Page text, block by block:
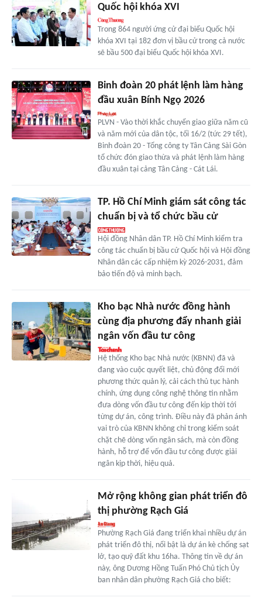
Quốc hội khóa XVI
Trong 864 người ứng cử đại biểu Quốc hội
khóa XVI tại 182 đơn vị bầu cử trong cả nước
sẽ bầu 500 đại biểu Quốc hội khóa XVI.
Binh đoàn 20 phát lệnh làm hàng
đầu xuân Bính Ngọ 2026
PLVN - Vào thời khắc chuyển giao giữa năm cũ
và năm mới của dân tộc, tối 16/2 (tức 29 tết),
Binh đoàn 20 - Tổng công ty Tân Cảng Sài Gòn
tổ chức đón giao thừa và phát lệnh làm hàng
đầu xuân tại cảng Tân Cảng - Cát Lái.
TP. Hồ Chí Minh giám sát công tác
chuẩn bị và tổ chức bầu cử
Hội đồng Nhân dân TP. Hồ Chí Minh kiểm tra
công tác chuẩn bị bầu cử Quốc hội và Hội đồng
Nhân dân các cấp nhiệm kỳ 2026-2031, đảm
bảo tiến độ và minh bạch.
Kho bạc Nhà nước đồng hành
cùng địa phương đẩy nhanh giải
ngân vốn đầu tư công
Hệ thống Kho bạc Nhà nước (KBNN) đã và
đang vào cuộc quyết liệt, chủ động đổi mới
phương thức quản lý, cải cách thủ tục hành
chính, ứng dụng công nghệ thông tin nhằm
đưa dòng vốn đầu tư công đến kịp thời tới
từng dự án, công trình. Điều này đã phản ánh
vai trò của KBNN không chỉ trong kiểm soát
chặt chẽ dòng vốn ngân sách, mà còn đồng
hành, hỗ trợ để vốn đầu tư công được giải
ngân kịp thời, hiệu quả.
Mở rộng không gian phát triển đô
thị phường Rạch Giá
Phường Rạch Giá đang triển khai nhiều dự án
phát triển đô thị, nổi bật là dự án kè chống sạt
lở, tạo quỹ đất khu 16ha. Thông tin về dự án
này, ông Dương Hồng Tuấn Phó Chủ tịch Ủy
ban nhân dân phường Rạch Giá cho biết: